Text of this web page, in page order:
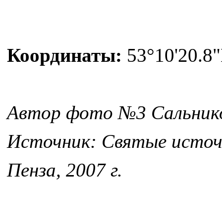
Координаты:
Автор фото №3
Источник: Святые
Пенза, 2007 г.